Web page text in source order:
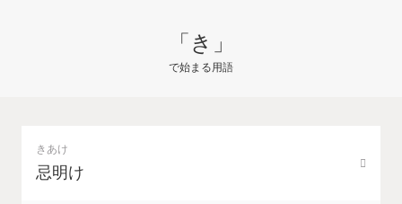
「き」
で始まる用語
きあけ
忌明け